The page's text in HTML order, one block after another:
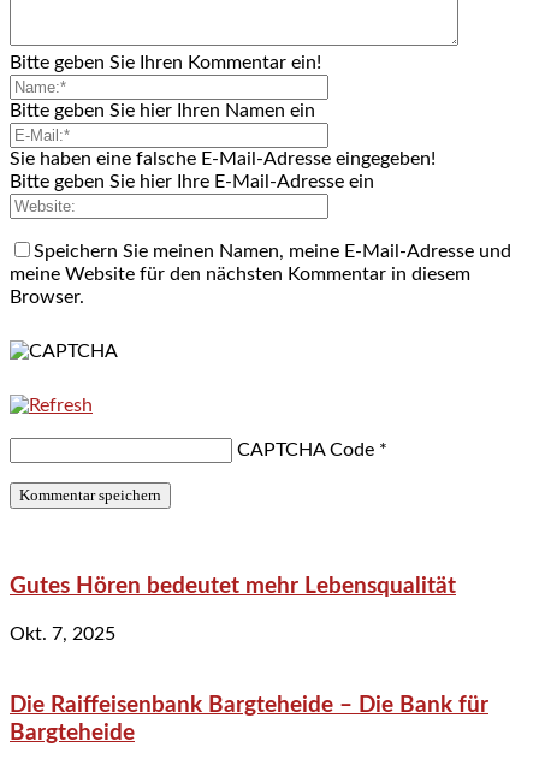
Bitte geben Sie Ihren Kommentar ein!
Bitte geben Sie hier Ihren Namen ein
Sie haben eine falsche E-Mail-Adresse eingegeben!
Bitte geben Sie hier Ihre E-Mail-Adresse ein
Speichern Sie meinen Namen, meine E-Mail-Adresse und
meine Website für den nächsten Kommentar in diesem
Browser.
CAPTCHA Code *
Gutes Hören bedeutet mehr Lebensqualität
Okt. 7, 2025
Die Raiffeisenbank Bargteheide – Die Bank für
Bargteheide